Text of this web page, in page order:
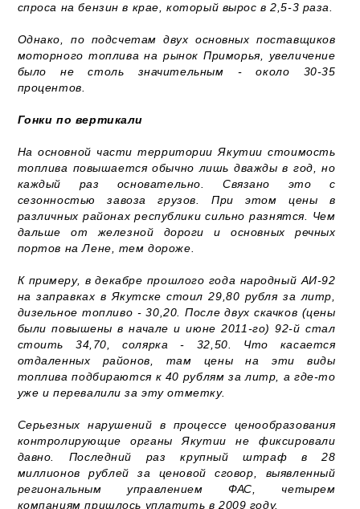
спроса на бензин в крае, который вырос в 2,5-3 раза.
Однако, по подсчетам двух основных поставщиков
моторного топлива на рынок Приморья, увеличение
было не столь значительным - около 30-35
процентов.
Гонки по вертикали
На основной части территории Якутии стоимость
топлива повышается обычно лишь дважды в год, но
каждый раз основательно. Связано это с
сезонностью завоза грузов. При этом цены в
различных районах республики сильно разнятся. Чем
дальше от железной дороги и основных речных
портов на Лене, тем дороже.
К примеру, в декабре прошлого года народный АИ-92
на заправках в Якутске стоил 29,80 рубля за литр,
дизельное топливо - 30,20. После двух скачков (цены
были повышены в начале и июне 2011-го) 92-й стал
стоить 34,70, солярка - 32,50. Что касается
отдаленных районов, там цены на эти виды
топлива подбираются к 40 рублям за литр, а где-то
уже и перевалили за эту отметку.
Серьезных нарушений в процессе ценообразования
контролирующие органы Якутии не фиксировали
давно. Последний раз крупный штраф в 28
миллионов рублей за ценовой сговор, выявленный
региональным управлением ФАС, четырем
компаниям пришлось уплатить в 2009 году.